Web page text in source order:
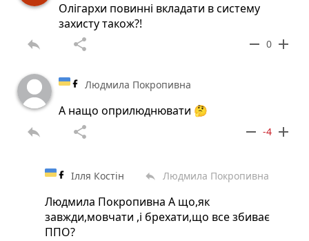
Олігархи повинні вкладати в систему
захисту також?!
reply share remove 0 add
Людмила Покропивна
А нащо оприлюднювати 🤔
reply share remove -4 add
Ілля Костін reply Людмила Покропивна
Людмила Покропивна А що,як
завжди,мовчати ,і брехати,що все збиває
ППО?